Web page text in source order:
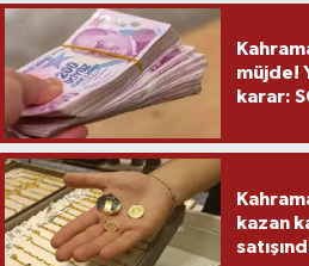
müjde!
karar:
kazan